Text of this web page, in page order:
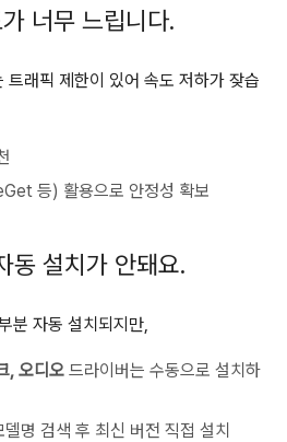
너무 느립니다.
래픽 제한이 있어 속도 저하가 잦습
등) 활용으로 안정성 확보
동 설치가 안돼요.
분 자동 설치되지만,
, 오디오 드라이버는 수동으로 설치하
명 검색 후 최신 버전 직접 설치